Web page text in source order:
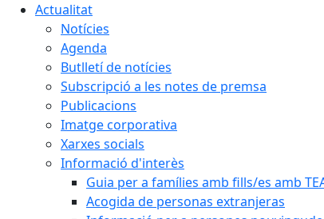
Actualitat
Notícies
Agenda
Butlletí de notícies
Subscripció a les notes de premsa
Publicacions
Imatge corporativa
Xarxes socials
Informació d'interès
Guia per a famílies amb fills/es amb
Acogida de personas extranjeras